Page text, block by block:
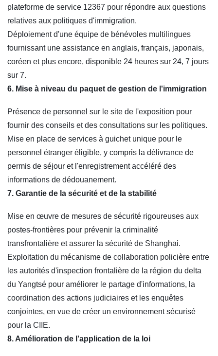
plateforme de service 12367 pour répondre aux questions
relatives aux politiques d'immigration.
Déploiement d'une équipe de bénévoles multilingues
fournissant une assistance en anglais, français, japonais,
coréen et plus encore, disponible 24 heures sur 24, 7 jours
sur 7.
6. Mise à niveau du paquet de gestion de l'immigration
Présence de personnel sur le site de l'exposition pour
fournir des conseils et des consultations sur les politiques.
Mise en place de services à guichet unique pour le
personnel étranger éligible, y compris la délivrance de
permis de séjour et l'enregistrement accéléré des
informations de dédouanement.
7. Garantie de la sécurité et de la stabilité
Mise en œuvre de mesures de sécurité rigoureuses aux
postes-frontières pour prévenir la criminalité
transfrontalière et assurer la sécurité de Shanghai.
Exploitation du mécanisme de collaboration policière entre
les autorités d'inspection frontalière de la région du delta
du Yangtsé pour améliorer le partage d'informations, la
coordination des actions judiciaires et les enquêtes
conjointes, en vue de créer un environnement sécurisé
pour la CIIE.
8. Amélioration de l'application de la loi